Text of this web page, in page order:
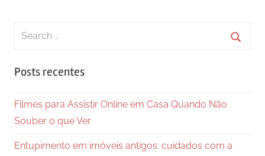
Search
Posts recentes
Filmes para Assistir Online em Casa Quando Não
Souber o que Ver
Entupimento em imóveis antigos: cuidados com a